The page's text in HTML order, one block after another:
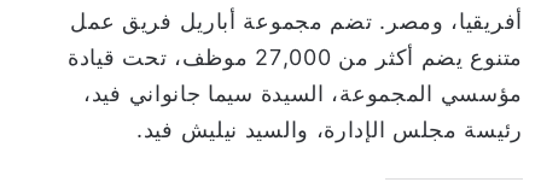
أفريقيا، ومصر. تضم مجموعة أباريل فريق عمل
متنوع يضم أكثر من 27,000 موظف، تحت قيادة
مؤسسي المجموعة، السيدة سيما جانواني فيد،
رئيسة مجلس الإدارة، والسيد نيليش فيد.